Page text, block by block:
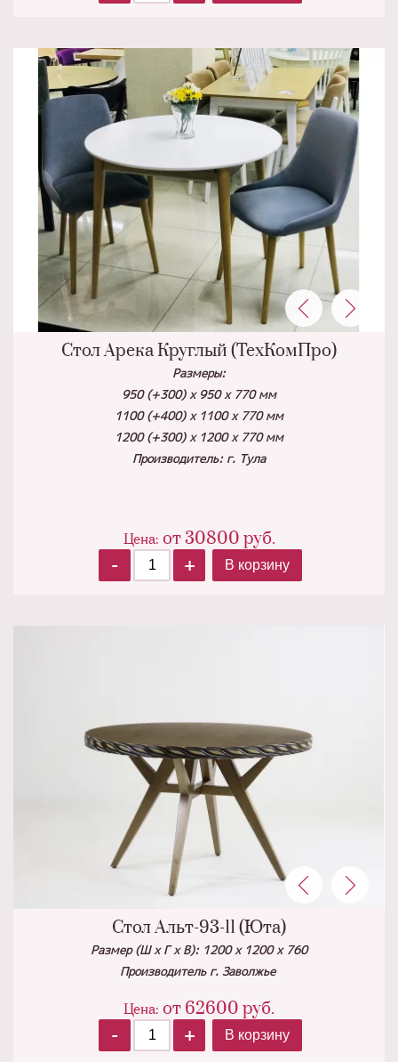
Стол Арека Круглый (ТехКомПро)
Размеры:
950 (+300) х 950 х 770 мм
1100 (+400) х 1100 х 770 мм
1200 (+300) х 1200 х 770 мм
Производитель: г. Тула
Цена: от30800 руб.
-
+ В корзину
Стол Альт-93-11 (Юта)
Размер (Ш х Г х В): 1200 х 1200 х 760
Производитель г. Заволжье
Цена: от 62600 руб.
-
+ В корзину